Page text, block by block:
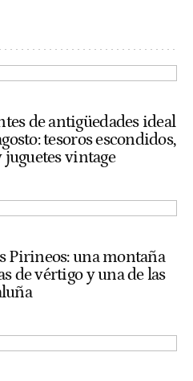
de antigüedades ideal
tesoros escondidos,
vintage
Pirineos: una montaña
de vértigo y una de las